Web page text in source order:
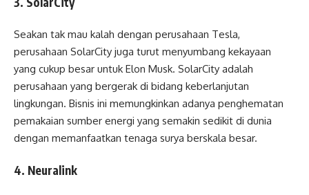
Seakan tak mau kalah dengan perusahaan Tesla,
perusahaan SolarCity juga turut menyumbang kekayaan
yang cukup besar untuk Elon Musk. SolarCity adalah
perusahaan yang bergerak di bidang keberlanjutan
lingkungan. Bisnis ini memungkinkan adanya penghematan
pemakaian sumber energi yang semakin sedikit di dunia
dengan memanfaatkan tenaga surya berskala besar.
4. Neuralink